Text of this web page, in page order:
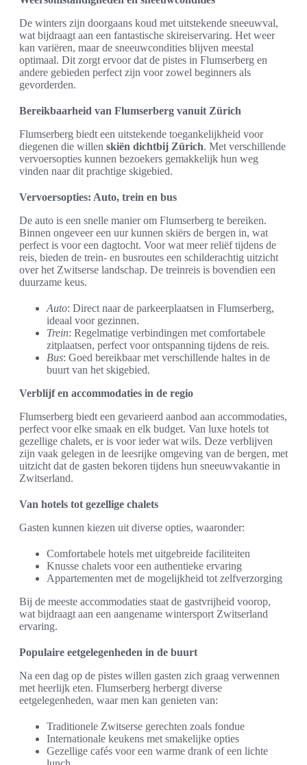
De winters zijn doorgaans koud met uitstekende sneeuwval,
wat bijdraagt aan een fantastische skireiservaring. Het weer
kan variëren, maar de sneeuwcondities blijven meestal
optimaal. Dit zorgt ervoor dat de pistes in Flumserberg en
andere gebieden perfect zijn voor zowel beginners als
gevorderden.
Bereikbaarheid van Flumserberg vanuit Zürich
Flumserberg biedt een uitstekende toegankelijkheid voor
diegenen die willen skiën dichtbij Zürich. Met verschillende
vervoersopties kunnen bezoekers gemakkelijk hun weg
vinden naar dit prachtige skigebied.
Vervoersopties: Auto, trein en bus
De auto is een snelle manier om Flumserberg te bereiken.
Binnen ongeveer een uur kunnen skiërs de bergen in, wat
perfect is voor een dagtocht. Voor wat meer reliëf tijdens de
reis, bieden de trein- en busroutes een schilderachtig uitzicht
over het Zwitserse landschap. De treinreis is bovendien een
duurzame keus.
Auto: Direct naar de parkeerplaatsen in Flumserberg,
ideaal voor gezinnen.
Trein: Regelmatige verbindingen met comfortabele
zitplaatsen, perfect voor ontspanning tijdens de reis.
Bus: Goed bereikbaar met verschillende haltes in de
buurt van het skigebied.
Verblijf en accommodaties in de regio
Flumserberg biedt een gevarieerd aanbod aan accommodaties,
perfect voor elke smaak en elk budget. Van luxe hotels tot
gezellige chalets, er is voor ieder wat wils. Deze verblijven
zijn vaak gelegen in de leesrijke omgeving van de bergen, met
uitzicht dat de gasten bekoren tijdens hun sneeuwvakantie in
Zwitserland.
Van hotels tot gezellige chalets
Gasten kunnen kiezen uit diverse opties, waaronder:
Comfortabele hotels met uitgebreide faciliteiten
Knusse chalets voor een authentieke ervaring
Appartementen met de mogelijkheid tot zelfverzorging
Bij de meeste accommodaties staat de gastvrijheid voorop,
wat bijdraagt aan een aangename wintersport Zwitserland
ervaring.
Populaire eetgelegenheden in de buurt
Na een dag op de pistes willen gasten zich graag verwennen
met heerlijk eten. Flumserberg herbergt diverse
eetgelegenheden, waar men kan genieten van:
Traditionele Zwitserse gerechten zoals fondue
Internationale keukens met smakelijke opties
Gezellige cafés voor een warme drank of een lichte